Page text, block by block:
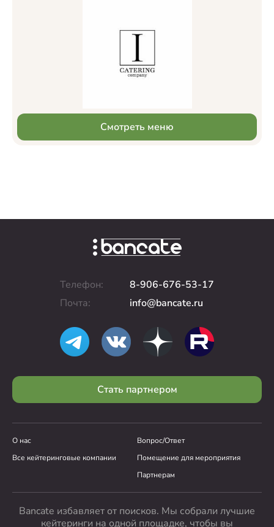
Смотреть меню
Телефон:
8-906-676-53-17
Почта:
info@bancate.ru
Стать партнером
О нас
Вопрос/Ответ
Все кейтеринговые компании
Помещение для мероприятия
Партнерам
Bancate избавляет от поисков. Мы собрали лучшие
кейтеринги на одной площадке, чтобы вы